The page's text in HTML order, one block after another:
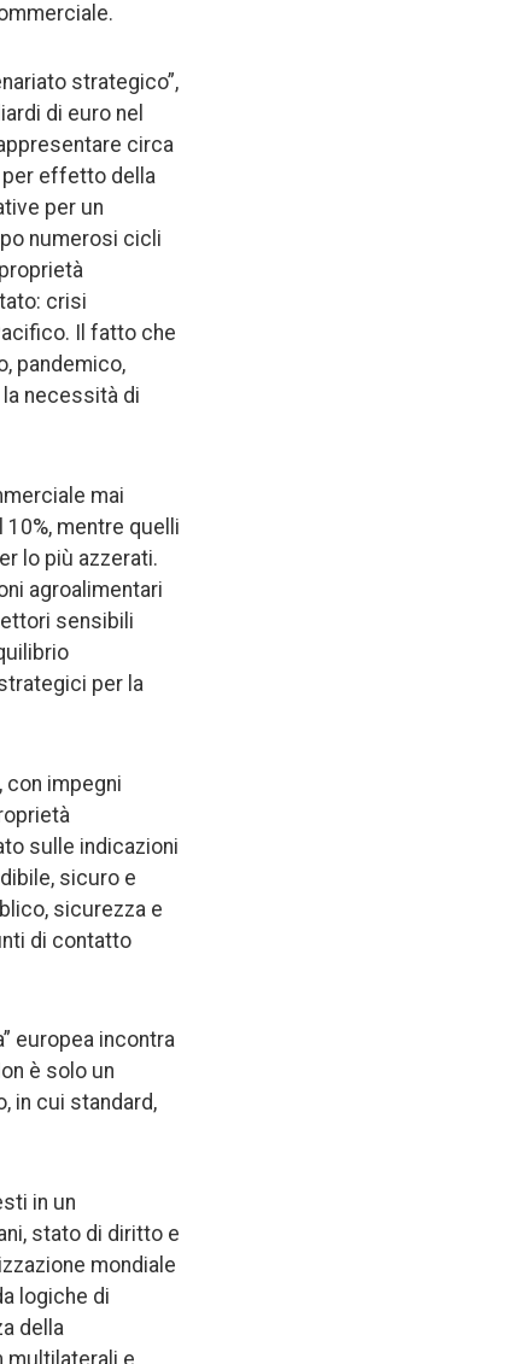
strategico”,
di euro nel
circa
per effetto della
per un
numerosi cicli
crisi
Il fatto che
pandemico,
necessità di
mai
10%, mentre quelli
lo più azzerati.
agroalimentari
sensibili
per la
con impegni
sulle indicazioni
sicuro e
sicurezza e
di contatto
europea incontra
è solo un
in cui standard,
in un
stato di diritto e
mondiale
logiche di
della